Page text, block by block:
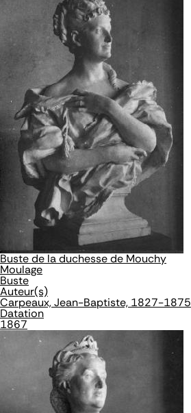
Buste de la duchesse de Mouchy
Moulage
Buste
Auteur(s)
Carpeaux, Jean-Baptiste, 1827-1875
Datation
1867